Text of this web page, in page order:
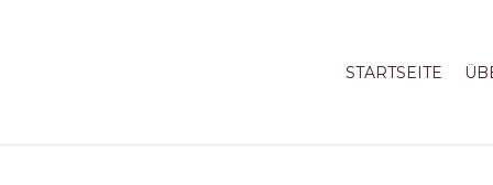
STARTSEITE